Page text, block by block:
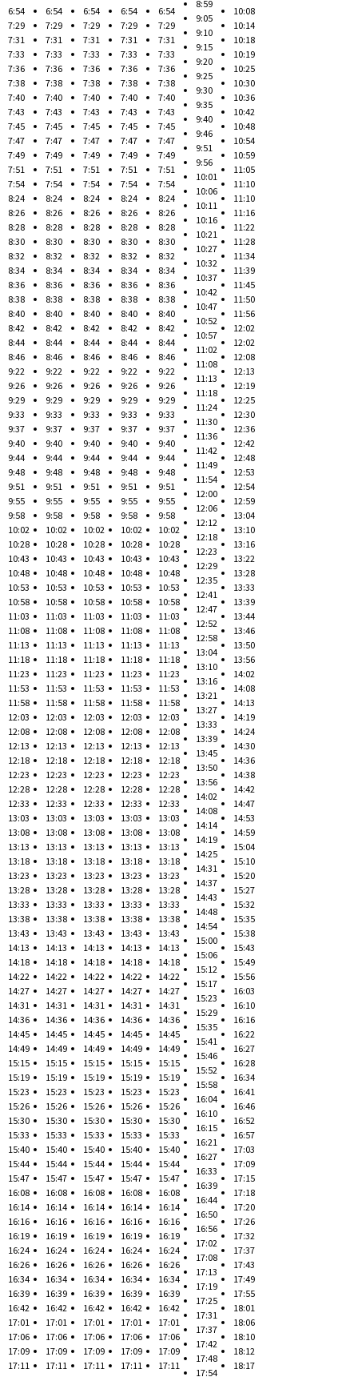
6:54
7:29
7:31
7:33
7:36
7:38
7:40
7:43
7:45
7:47
7:49
7:51
7:54
8:24
8:26
8:28
8:30
8:32
8:34
8:36
8:38
8:40
8:42
8:44
8:46
9:22
9:26
9:29
9:33
9:37
9:40
9:44
9:48
9:51
9:55
9:58
10:02
10:28
10:43
10:48
10:53
10:58
11:03
11:08
11:13
11:18
11:23
11:53
11:58
12:03
12:08
12:13
12:18
12:23
12:28
12:33
13:03
13:08
13:13
13:18
13:23
13:28
13:33
13:38
13:43
14:13
14:18
14:22
14:27
14:31
14:36
14:45
14:49
15:15
15:19
15:23
15:26
15:30
15:33
15:40
15:44
15:47
16:08
16:14
16:16
16:19
16:24
16:26
16:34
16:39
16:42
17:01
17:06
17:09
17:11
6:54
7:29
7:31
7:33
7:36
7:38
7:40
7:43
7:45
7:47
7:49
7:51
7:54
8:24
8:26
8:28
8:30
8:32
8:34
8:36
8:38
8:40
8:42
8:44
8:46
9:22
9:26
9:29
9:33
9:37
9:40
9:44
9:48
9:51
9:55
9:58
10:02
10:28
10:43
10:48
10:53
10:58
11:03
11:08
11:13
11:18
11:23
11:53
11:58
12:03
12:08
12:13
12:18
12:23
12:28
12:33
13:03
13:08
13:13
13:18
13:23
13:28
13:33
13:38
13:43
14:13
14:18
14:22
14:27
14:31
14:36
14:45
14:49
15:15
15:19
15:23
15:26
15:30
15:33
15:40
15:44
15:47
16:08
16:14
16:16
16:19
16:24
16:26
16:34
16:39
16:42
17:01
17:06
17:09
17:11
6:54
7:29
7:31
7:33
7:36
7:38
7:40
7:43
7:45
7:47
7:49
7:51
7:54
8:24
8:26
8:28
8:30
8:32
8:34
8:36
8:38
8:40
8:42
8:44
8:46
9:22
9:26
9:29
9:33
9:37
9:40
9:44
9:48
9:51
9:55
9:58
10:02
10:28
10:43
10:48
10:53
10:58
11:03
11:08
11:13
11:18
11:23
11:53
11:58
12:03
12:08
12:13
12:18
12:23
12:28
12:33
13:03
13:08
13:13
13:18
13:23
13:28
13:33
13:38
13:43
14:13
14:18
14:22
14:27
14:31
14:36
14:45
14:49
15:15
15:19
15:23
15:26
15:30
15:33
15:40
15:44
15:47
16:08
16:14
16:16
16:19
16:24
16:26
16:34
16:39
16:42
17:01
17:06
17:09
17:11
6:54
7:29
7:31
7:33
7:36
7:38
7:40
7:43
7:45
7:47
7:49
7:51
7:54
8:24
8:26
8:28
8:30
8:32
8:34
8:36
8:38
8:40
8:42
8:44
8:46
9:22
9:26
9:29
9:33
9:37
9:40
9:44
9:48
9:51
9:55
9:58
10:02
10:28
10:43
10:48
10:53
10:58
11:03
11:08
11:13
11:18
11:23
11:53
11:58
12:03
12:08
12:13
12:18
12:23
12:28
12:33
13:03
13:08
13:13
13:18
13:23
13:28
13:33
13:38
13:43
14:13
14:18
14:22
14:27
14:31
14:36
14:45
14:49
15:15
15:19
15:23
15:26
15:30
15:33
15:40
15:44
15:47
16:08
16:14
16:16
16:19
16:24
16:26
16:34
16:39
16:42
17:01
17:06
17:09
17:11
6:54
7:29
7:31
7:33
7:36
7:38
7:40
7:43
7:45
7:47
7:49
7:51
7:54
8:24
8:26
8:28
8:30
8:32
8:34
8:36
8:38
8:40
8:42
8:44
8:46
9:22
9:26
9:29
9:33
9:37
9:40
9:44
9:48
9:51
9:55
9:58
10:02
10:28
10:43
10:48
10:53
10:58
11:03
11:08
11:13
11:18
11:23
11:53
11:58
12:03
12:08
12:13
12:18
12:23
12:28
12:33
13:03
13:08
13:13
13:18
13:23
13:28
13:33
13:38
13:43
14:13
14:18
14:22
14:27
14:31
14:36
14:45
14:49
15:15
15:19
15:23
15:26
15:30
15:33
15:40
15:44
15:47
16:08
16:14
16:16
16:19
16:24
16:26
16:34
16:39
16:42
17:01
17:06
17:09
17:11
8:59
9:05
9:10
9:15
9:20
9:25
9:30
9:35
9:40
9:46
9:51
9:56
10:01
10:06
10:11
10:16
10:21
10:27
10:32
10:37
10:42
10:47
10:52
10:57
11:02
11:08
11:13
11:18
11:24
11:30
11:36
11:42
11:49
11:54
12:00
12:06
12:12
12:18
12:23
12:29
12:35
12:41
12:47
12:52
12:58
13:04
13:10
13:16
13:21
13:27
13:33
13:39
13:45
13:50
13:56
14:02
14:08
14:14
14:19
14:25
14:31
14:37
14:43
14:48
14:54
15:00
15:06
15:12
15:17
15:23
15:29
15:35
15:41
15:46
15:52
15:58
16:04
16:10
16:15
16:21
16:27
16:33
16:39
16:44
16:50
16:56
17:02
17:08
17:13
17:19
17:25
17:31
17:37
17:42
17:48
17:54
10:08
10:14
10:18
10:19
10:25
10:30
10:36
10:42
10:48
10:54
10:59
11:05
11:10
11:10
11:16
11:22
11:28
11:34
11:39
11:45
11:50
11:56
12:02
12:02
12:08
12:13
12:19
12:25
12:30
12:36
12:42
12:48
12:53
12:54
12:59
13:04
13:10
13:16
13:22
13:28
13:33
13:39
13:44
13:46
13:50
13:56
14:02
14:08
14:13
14:19
14:24
14:30
14:36
14:38
14:42
14:47
14:53
14:59
15:04
15:10
15:20
15:27
15:32
15:35
15:38
15:43
15:49
15:56
16:03
16:10
16:16
16:22
16:27
16:28
16:34
16:41
16:46
16:52
16:57
17:03
17:09
17:15
17:18
17:20
17:26
17:32
17:37
17:43
17:49
17:55
18:01
18:06
18:10
18:12
18:17